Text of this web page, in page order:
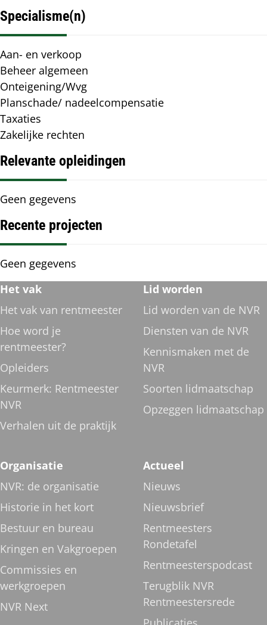
Specialisme(n)
Specialisme(n)
Aan- en verkoop
Beheer algemeen
Onteigening/Wvg
Planschade/ nadeelcompensatie
Taxaties
Zakelijke rechten
Relevante opleidingen
Relevante
Geen gegevens
Recente projecten
Recente
projecten
Geen gegevens
Footer
navigatie
Het vak
Het vak van rentmeester
Hoe word je
rentmeester?
Opleiders
Keurmerk: Rentmeester
NVR
Verhalen uit de praktijk
Lid worden
Lid worden van de NVR
Diensten van de NVR
Kennismaken met de
NVR
Soorten lidmaatschap
Opzeggen lidmaatschap
Organisatie
NVR: de organisatie
Historie in het kort
Bestuur en bureau
Kringen en Vakgroepen
Commissies en
werkgroepen
NVR Next
Actueel
Nieuws
Nieuwsbrief
Rentmeesters
Rondetafel
Rentmeesterspodcast
Terugblik NVR
Rentmeestersrede